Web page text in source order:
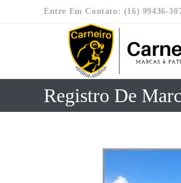
Entre Em Contato: (16) 99436-
Registro De